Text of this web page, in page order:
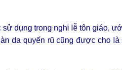
dụng trong nghi lễ tôn giáo,
da quyến rũ cũng được cho là